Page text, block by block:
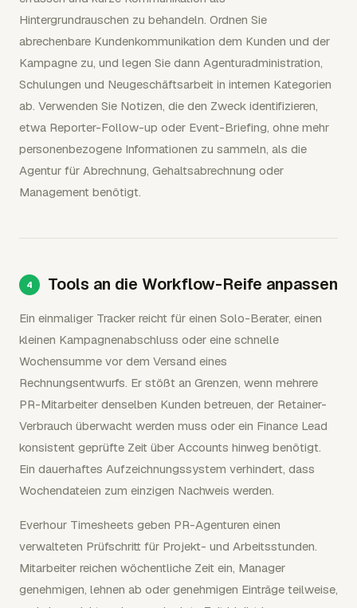
Hintergrundrauschen zu behandeln. Ordnen Sie
abrechenbare Kundenkommunikation dem Kunden und der
Kampagne zu, und legen Sie dann Agenturadministration,
Schulungen und Neugeschäftsarbeit in internen Kategorien
ab. Verwenden Sie Notizen, die den Zweck identifizieren,
etwa Reporter-Follow-up oder Event-Briefing, ohne mehr
personenbezogene Informationen zu sammeln, als die
Agentur für Abrechnung, Gehaltsabrechnung oder
Management benötigt.
Tools an die Workflow-Reife anpassen
Ein einmaliger Tracker reicht für einen Solo-Berater, einen
kleinen Kampagnenabschluss oder eine schnelle
Wochensumme vor dem Versand eines
Rechnungsentwurfs. Er stößt an Grenzen, wenn mehrere
PR-Mitarbeiter denselben Kunden betreuen, der Retainer-
Verbrauch überwacht werden muss oder ein Finance Lead
konsistent geprüfte Zeit über Accounts hinweg benötigt.
Ein dauerhaftes Aufzeichnungssystem verhindert, dass
Wochendateien zum einzigen Nachweis werden.
Everhour Timesheets geben PR-Agenturen einen
verwalteten Prüfschritt für Projekt- und Arbeitsstunden.
Mitarbeiter reichen wöchentliche Zeit ein, Manager
genehmigen, lehnen ab oder genehmigen Einträge teilweise,